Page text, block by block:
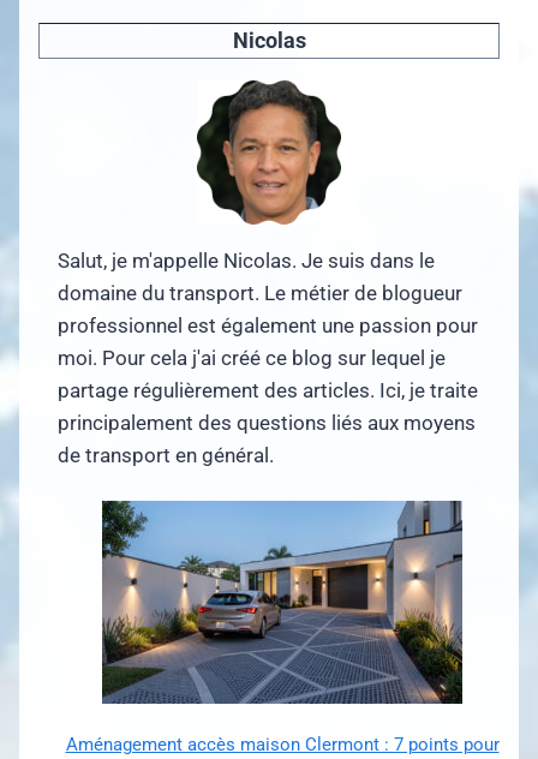
Nicolas
Salut, je m'appelle Nicolas. Je suis dans le
domaine du transport. Le métier de blogueur
professionnel est également une passion pour
moi. Pour cela j'ai créé ce blog sur lequel je
partage régulièrement des articles. Ici, je traite
principalement des questions liés aux moyens
de transport en général.
Aménagement accès maison Clermont : 7 points pour